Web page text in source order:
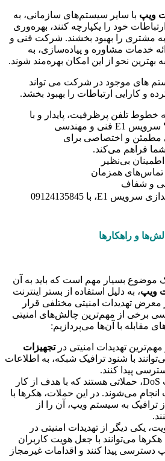
ویپ با سایر سیستم‌های سازمانی، به
خود را یکپارچه کنند، بهره‌وری
مشتری را بهبود بخشند. شرکت فنی و
خدمات مشاوره و پیاده‌سازی، به
نحو از این امکان بهره‌مند شوند.
های موجود در شرکت می تواند
و کارایی ارتباطات را بهبود بخشد.
خطوط تلفن پرظرفیت، پایدار و با
کیفیت بالا نیاز دارد؟ سرویس E1 فنی و مهندسی
مطمئن و اختصاصی برای
فراهم می‌کند.
بی‌نظیر
تماس‌های همزمان
و شفاف
⚡ برای نصب و راه‌اندازی سرویس E1، با 09124135845
و راهکارها
موضوع بسیار مهم است که باید به آن
ویپ، به دلیل استفاده از بستر اینترنت
معرض تهدیدات امنیتی مختلفی قرار
برخی از مهم‌ترین چالش‌های امنیتی
مقابله با آن‌ها می‌پردازیم:
تهدیدات امنیتی درتجهیزات
با شنود ترافیک شبکه، به اطلاعات
پیدا کنند.
حملات DoS، حملاتی هستند که با هدف از کار
انجام می‌شوند. در این حملات، هکرها با
ترافیک به سیستم ویپ، آن را از
یکی دیگر از تهدیدات امنیتی در
می‌توانند با جعل هویت کاربران
دسترسی پیدا کنند و اقدامات غیرمجاز